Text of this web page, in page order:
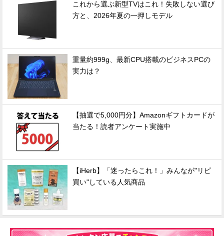
これから選ぶ新型TVはこれ！失敗しない選び
方と、2026年夏の一押しモデル
重量約999g、最新CPU搭載のビジネスPCの
実力は？
【抽選で5,000円分】Amazonギフトカードが
当たる！読者アンケート実施中
【iHerb】「迷ったらこれ！」みんなが"リピ
買い"している人気商品